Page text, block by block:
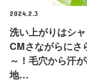
2024.2.3
洗い上がりはシ
CMさながらにさ
～！毛穴から汗
地…